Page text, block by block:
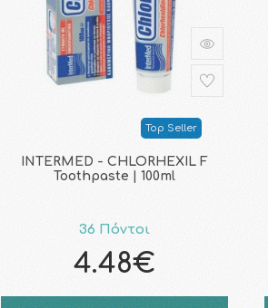
Top Seller
INTERMED - CHLORHEXIL F
Toothpaste | 100ml
36 Πόντοι
4.48€